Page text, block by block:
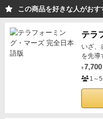
この商品を好きな人がお
テラ
いざ、
を先導
¥ 7,700
1～5